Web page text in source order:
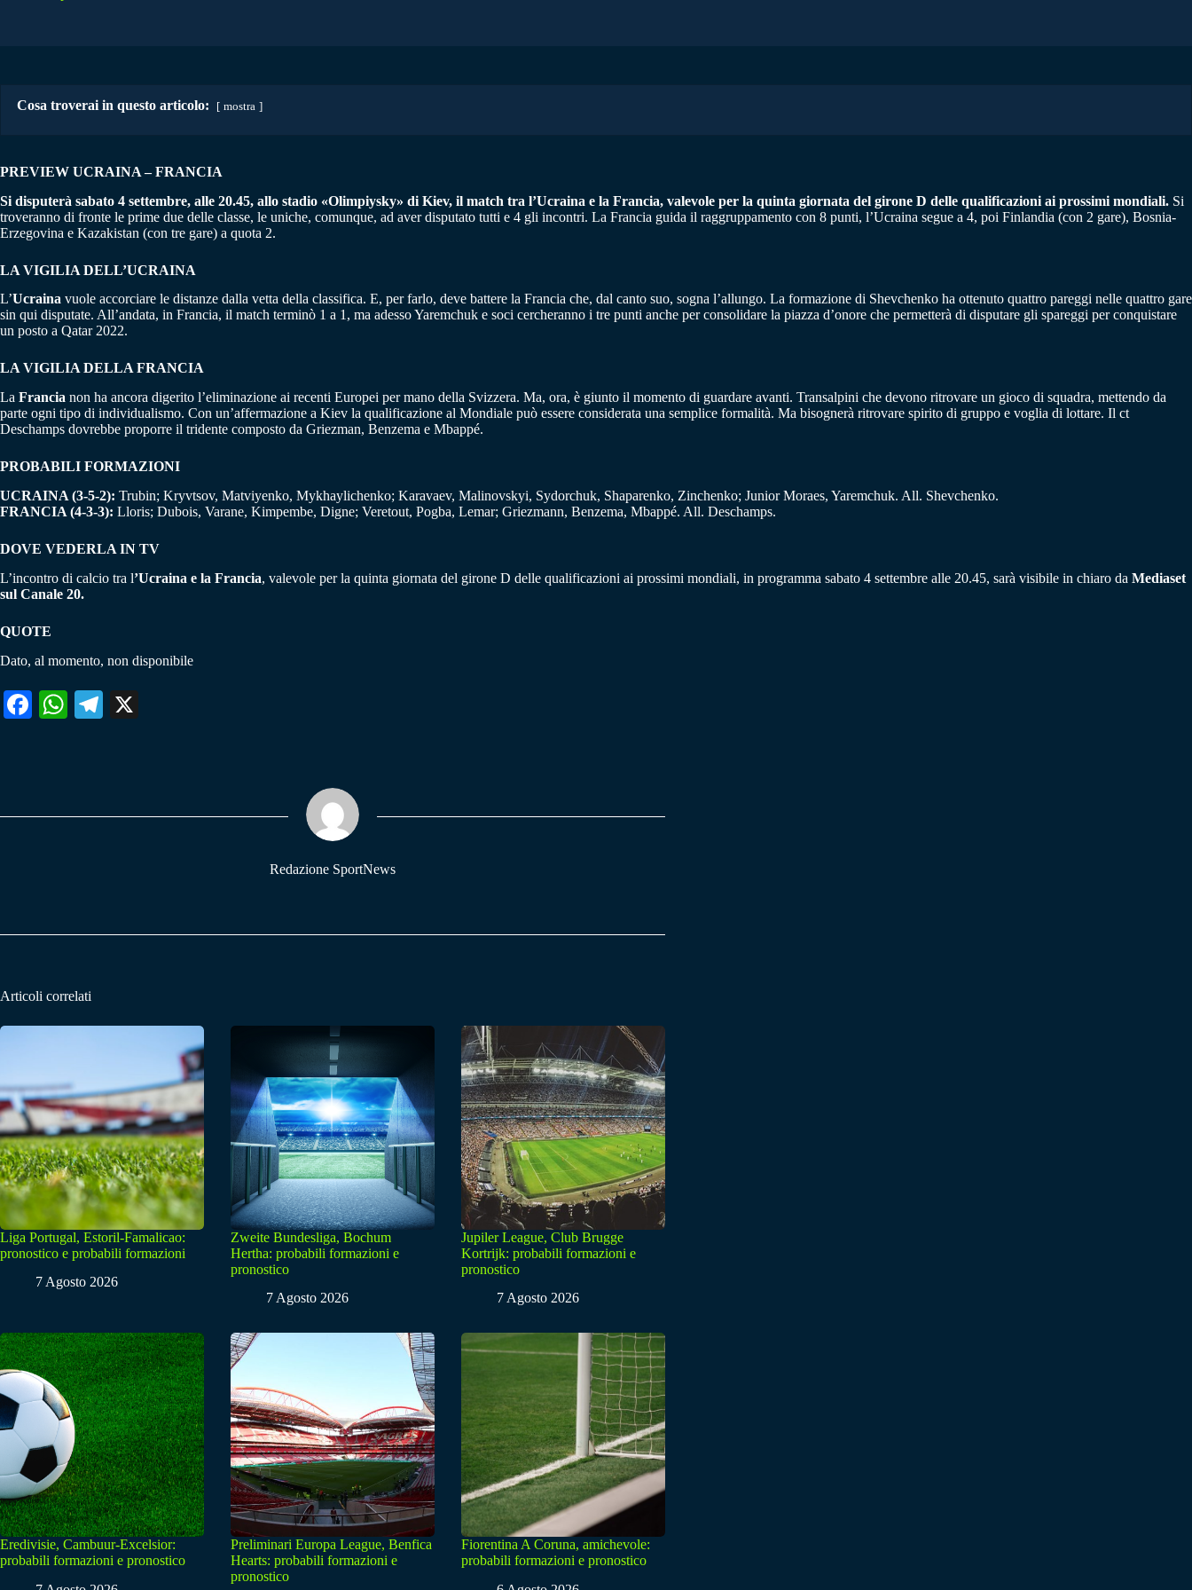
Cosa troverai in questo articolo: mostra
PREVIEW UCRAINA – FRANCIA
Si disputerà sabato 4 settembre, alle 20.45, allo stadio «Olimpiysky» di Kiev, il match tra l’Ucraina e la Francia, valevole per la quinta giornata del girone D delle qualificazioni ai prossimi mondiali. Si
troveranno di fronte le prime due delle classe, le uniche, comunque, ad aver disputato tutti e 4 gli incontri. La Francia guida il raggruppamento con 8 punti, l’Ucraina segue a 4, poi Finlandia (con 2 gare), Bosnia-
Erzegovina e Kazakistan (con tre gare) a quota 2.
LA VIGILIA DELL’UCRAINA
L’Ucraina vuole accorciare le distanze dalla vetta della classifica. E, per farlo, deve battere la Francia che, dal canto suo, sogna l’allungo. La formazione di Shevchenko ha ottenuto quattro pareggi nelle quattro gare
sin qui disputate. All’andata, in Francia, il match terminò 1 a 1, ma adesso Yaremchuk e soci cercheranno i tre punti anche per consolidare la piazza d’onore che permetterà di disputare gli spareggi per conquistare
un posto a Qatar 2022.
LA VIGILIA DELLA FRANCIA
La Francia non ha ancora digerito l’eliminazione ai recenti Europei per mano della Svizzera. Ma, ora, è giunto il momento di guardare avanti. Transalpini che devono ritrovare un gioco di squadra, mettendo da
parte ogni tipo di individualismo. Con un’affermazione a Kiev la qualificazione al Mondiale può essere considerata una semplice formalità. Ma bisognerà ritrovare spirito di gruppo e voglia di lottare. Il ct
Deschamps dovrebbe proporre il tridente composto da Griezman, Benzema e Mbappé.
PROBABILI FORMAZIONI
UCRAINA (3-5-2): Trubin; Kryvtsov, Matviyenko, Mykhaylichenko; Karavaev, Malinovskyi, Sydorchuk, Shaparenko, Zinchenko; Junior Moraes, Yaremchuk. All. Shevchenko.
FRANCIA (4-3-3): Lloris; Dubois, Varane, Kimpembe, Digne; Veretout, Pogba, Lemar; Griezmann, Benzema, Mbappé. All. Deschamps.
DOVE VEDERLA IN TV
L’incontro di calcio tra l’Ucraina e la Francia, valevole per la quinta giornata del girone D delle qualificazioni ai prossimi mondiali, in programma sabato 4 settembre alle 20.45, sarà visibile in chiaro da Mediaset
sul Canale 20.
QUOTE
Dato, al momento, non disponibile
Fa W
pp
Te
m
Redazione SportNews
Articoli correlati
Liga Portugal, Estoril-Famalicao:
pronostico e probabili formazioni
7 Agosto 2026
Zweite Bundesliga, Bochum
Hertha: probabili formazioni e
pronostico
7 Agosto 2026
Jupiler League, Club Brugge
Kortrijk: probabili formazioni e
pronostico
7 Agosto 2026
Eredivisie, Cambuur-Excelsior:
probabili formazioni e pronostico
Preliminari Europa League, Benfica
Hearts: probabili formazioni e
pronostico
Fiorentina A Coruna, amichevole:
probabili formazioni e pronostico